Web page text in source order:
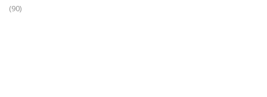
(90)